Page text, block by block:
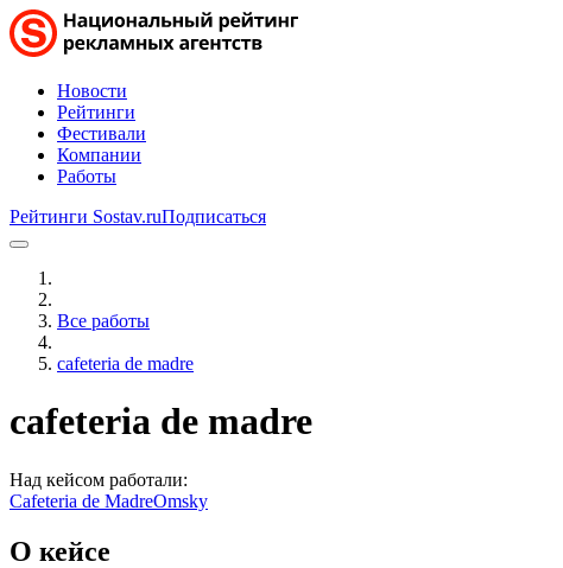
Новости
Рейтинги
Фестивали
Компании
Работы
Рейтинги Sostav.ruПодписаться
Все работы
cafeteria de madre
cafeteria de madre
Над кейсом работали:
Cafeteria de MadreOmsky
О кейсе